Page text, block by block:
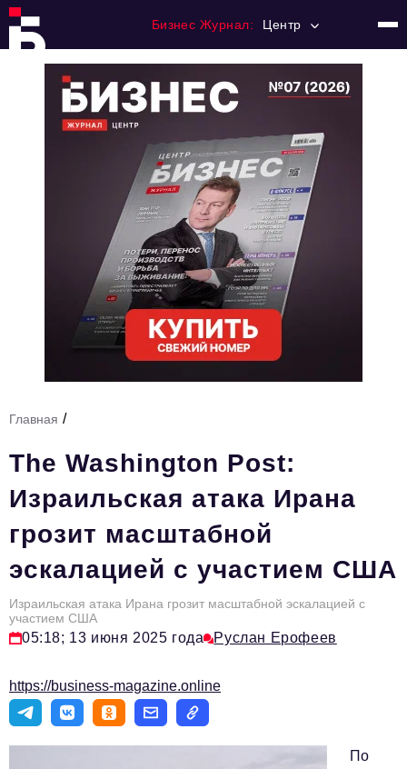
Бизнес Журнал: Центр
Регулирование
Премия "Тульский Бизнес"
История тульского предпринимательства
Тема номера
HR
Персона номера
Инфраструктура развития
Технологии и тренды
Туризм
Мероприятия
Главная /
The Washington Post:
Израильская атака Ирана
грозит масштабной
эскалацией с участием США
Израильская атака Ирана грозит масштабной эскалацией с
участием США
05:18; 13 июня 2025 года Руслан Ерофеев
https://business-magazine.online
По